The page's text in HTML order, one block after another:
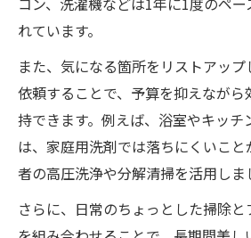
れています。
また、気になる箇所をリストアッ
依頼することで、予算を抑えなが
持できます。例えば、浴室やキッチ
は、家庭用洗剤では落ちにくいこ
者の高圧洗浄や分解清掃を活用しま
さらに、日常のちょっとした掃除